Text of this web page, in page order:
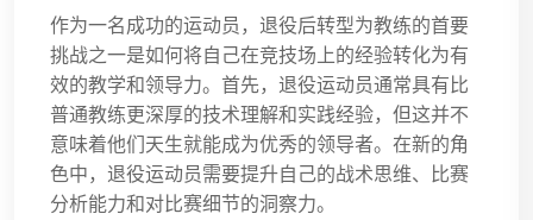
作为一名成功的运动员，退役后转型为教练的首要
挑战之一是如何将自己在竞技场上的经验转化为有
效的教学和领导力。首先，退役运动员通常具有比
普通教练更深厚的技术理解和实践经验，但这并不
意味着他们天生就能成为优秀的领导者。在新的角
色中，退役运动员需要提升自己的战术思维、比赛
分析能力和对比赛细节的洞察力。